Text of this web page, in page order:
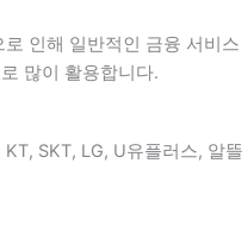
인해 일반적인 금융 서비스
많이 활용합니다.
SKT, LG, U유플러스, 알뜰